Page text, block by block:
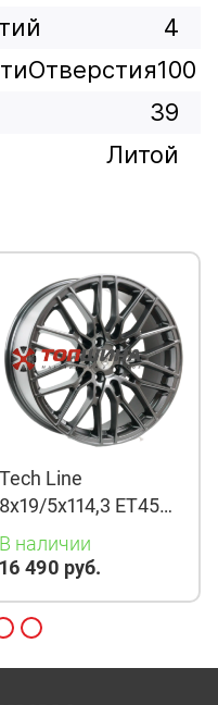
4
100
39
Литой
Tech Line
8x19/5x114,3 ET45
D67,1 901 BMG
В наличии
16 490 руб.